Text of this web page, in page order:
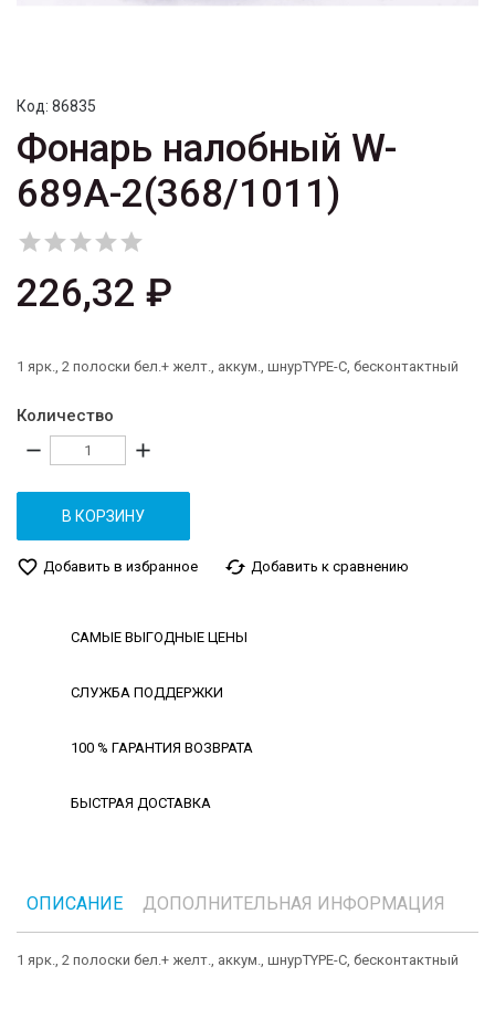
Код: 86835
Фонарь налобный W-
689A-2(368/1011)

226,32 ₽
1 ярк., 2 полоски бел.+ желт., аккум., шнурTYPE-C, бесконтактный
Количество
remove add
В КОРЗИНУ
favorite_border Добавить в избранное cached Добавить к сравнению
САМЫЕ ВЫГОДНЫЕ ЦЕНЫ
СЛУЖБА ПОДДЕРЖКИ
100 % ГАРАНТИЯ ВОЗВРАТА
БЫСТРАЯ ДОСТАВКА
ОПИСАНИЕ ДОПОЛНИТЕЛЬНАЯ ИНФОРМАЦИЯ
1 ярк., 2 полоски бел.+ желт., аккум., шнурTYPE-C, бесконтактный